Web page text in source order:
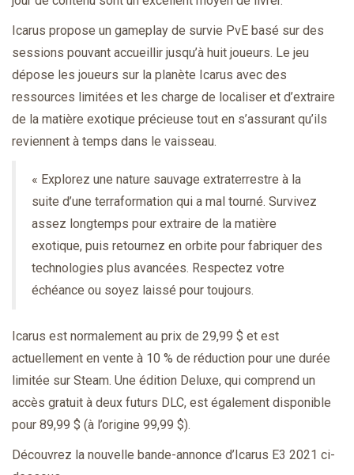
Icarus propose un gameplay de survie PvE basé sur des
sessions pouvant accueillir jusqu’à huit joueurs. Le jeu
dépose les joueurs sur la planète Icarus avec des
ressources limitées et les charge de localiser et d’extraire
de la matière exotique précieuse tout en s’assurant qu’ils
reviennent à temps dans le vaisseau.
« Explorez une nature sauvage extraterrestre à la
suite d’une terraformation qui a mal tourné. Survivez
assez longtemps pour extraire de la matière
exotique, puis retournez en orbite pour fabriquer des
technologies plus avancées. Respectez votre
échéance ou soyez laissé pour toujours.
Icarus est normalement au prix de 29,99 $ et est
actuellement en vente à 10 % de réduction pour une durée
limitée sur Steam. Une édition Deluxe, qui comprend un
accès gratuit à deux futurs DLC, est également disponible
pour 89,99 $ (à l’origine 99,99 $).
Découvrez la nouvelle bande-annonce d’Icarus E3 2021 ci-